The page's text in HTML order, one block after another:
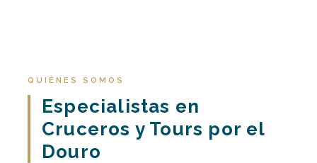
QUIÉNES SOMOS
Especialistas en
Cruceros y Tours por el
Douro